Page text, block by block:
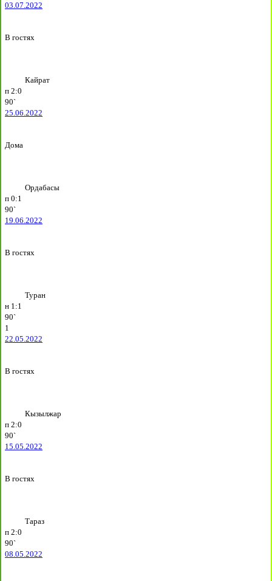
03.07.2022
В гостях
Кайрат
п 2:0
90`
25.06.2022
Дома
Ордабасы
п 0:1
90`
19.06.2022
В гостях
Туран
н 1:1
90`
1
22.05.2022
В гостях
Кызылжар
п 2:0
90`
15.05.2022
В гостях
Тараз
п 2:0
90`
08.05.2022